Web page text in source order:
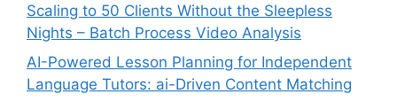
Scaling to 50 Clients Without the Sleepless
Nights – Batch Process Video Analysis
AI-Powered Lesson Planning for Independent
Language Tutors: ai-Driven Content Matching